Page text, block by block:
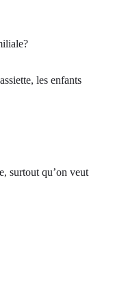
les enfants
surtout qu’on veut